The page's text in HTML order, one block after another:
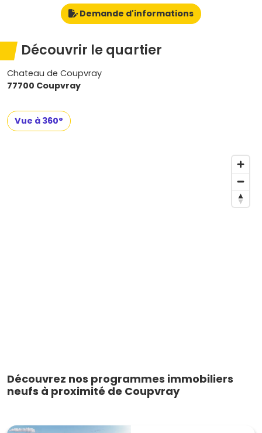
Demande d'informations
Découvrir le quartier
Chateau de Coupvray
77700 Coupvray
Vue à 360°
Découvrez nos programmes immobiliers
neufs à proximité de Coupvray